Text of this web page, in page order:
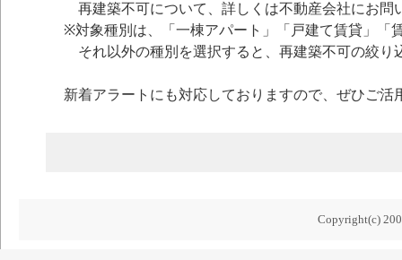
再建築不可について、詳しくは不動産会社にお問
※対象種別は、「一棟アパート」「戸建て賃貸」「
それ以外の種別を選択すると、再建築不可の絞り
新着アラートにも対応しておりますので、ぜひご活
Copyright(c)